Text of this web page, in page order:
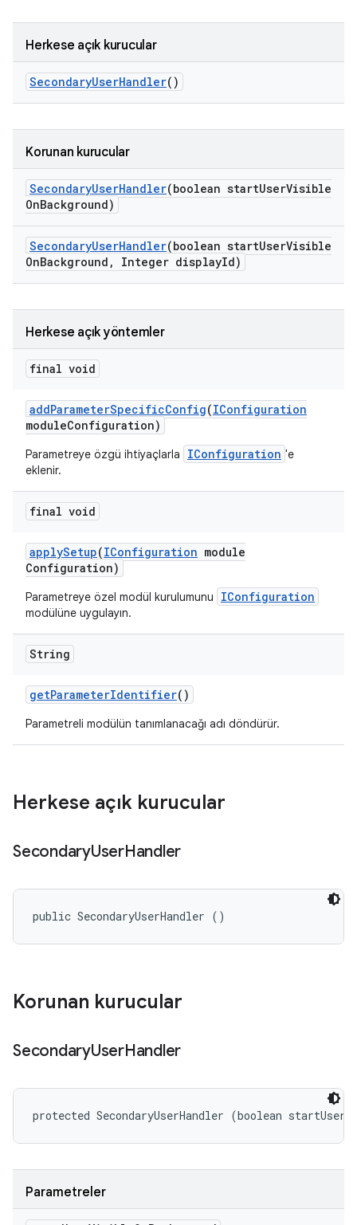
Herkese açık kurucular
SecondaryUserHandler()
Korunan kurucular
SecondaryUserHandler(boolean startUserVisible
OnBackground)
SecondaryUserHandler(boolean startUserVisible
OnBackground , Integer displayId)
Herkese açık yöntemler
final void
addParameterSpecificConfig(IConfiguration
moduleConfiguration)
Parametreye özgü ihtiyaçlarla IConfiguration 'e
eklenir.
final void
applySetup(IConfiguration module
Configuration)
Parametreye özel modül kurulumunu IConfiguration
modülüne uygulayın.
String
getParameterIdentifier()
Parametreli modülün tanımlanacağı adı döndürür.
Herkese açık kurucular
SecondaryUserHandler
public SecondaryUserHandler ()
Korunan kurucular
SecondaryUserHandler
protected SecondaryUserHandler (boolean
Parametreler